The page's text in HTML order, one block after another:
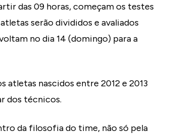
das 09 horas, começam os testes
serão divididos e avaliados
no dia 14 (domingo) para a
atletas nascidos entre 2012 e 2013
dos técnicos.
da filosofia do time, não só pela